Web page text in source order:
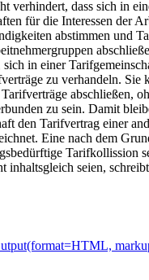
verhindert, dass sich in
für die Interessen der
abstimmen und
in einer
zu verhandeln. Sie
abschließen,
zu sein. Damit
den Tarifvertrag einer
Eine nach dem
Tarifkollission
inhaltsgleich seien,